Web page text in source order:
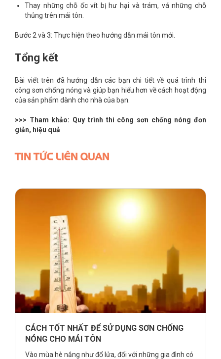
Thay những chỗ ốc vít bị hư hại và trám, vá những chỗ
thủng trên mái tôn.
Bước 2 và 3: Thực hiện theo hướng dẫn mái tôn mới.
Tổng kết
Bài viết trên đã hướng dẫn các bạn chi tiết về quá trình thi
công sơn chống nóng và giúp bạn hiểu hơn về cách hoạt động
của sản phẩm dành cho nhà của bạn.
>>> Tham khảo: Quy trình thi công sơn chống nóng đơn
giản, hiệu quả
TIN TỨC LIÊN QUAN
CÁCH TỐT NHẤT ĐỂ SỬ DỤNG SƠN CHỐNG
NÓNG CHO MÁI TÔN
Vào mùa hè nắng như đổ lửa, đối với những gia đình có